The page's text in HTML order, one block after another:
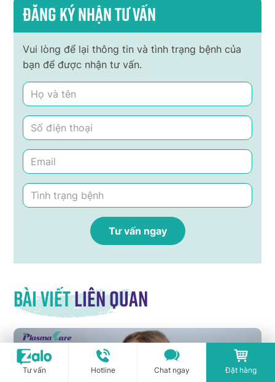
Đăng ký nhận tư vấn
Vui lòng để lại thông tin và tình trạng bệnh của
bạn để được nhận tư vấn.
Bài viếtliên quan
Tư vấn Hotline Chat ngay Đặt hàng